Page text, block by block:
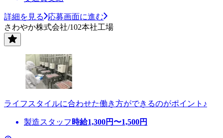
詳細を見る
応募画面に進む
さわやか株式会社/102本社工場
ライフスタイルに合わせた働き方ができるのがポイント♪
製造スタッフ 時給1,300円〜1,500円